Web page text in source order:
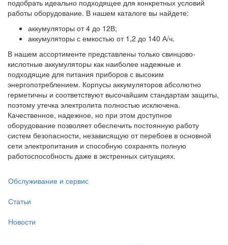
подобрать идеально подходящее для конкретных условий
работы оборудование. В нашем каталоге вы найдете:
аккумуляторы от 4 до 12В;
аккумуляторы с емкостью от 1,2 до 140 А/ч.
В нашем ассортименте представлены только свинцово-
кислотные аккумуляторы как наиболее надежные и
подходящие для питания приборов с высоким
энергопотреблением. Корпусы аккумуляторов абсолютно
герметичны и соответствуют высочайшим стандартам защиты,
поэтому утечка электролита полностью исключена.
Качественное, надежное, но при этом доступное
оборудование позволяет обеспечить постоянную работу
систем безопасности, независящую от перебоев в основной
сети электропитания и способную сохранять полную
работоспособность даже в экстренных ситуациях.
Обслуживание и сервис
Статьи
Новости